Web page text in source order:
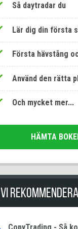
Så daytradar du
Lär dig din första
Första hävstång
Använd den rätta
Och mycket mer...
HÄMTA
VI